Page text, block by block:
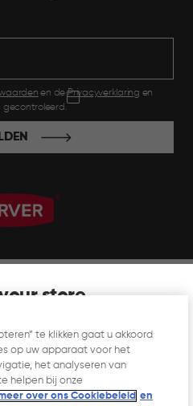
store
you like to shop?
en dePrivacyverklaring en
gecontroleerd.
te klikken gaat u akkoord
op uw apparaat voor het
het analyseren van
helpen bij onze
over ons Cookiebeleid en